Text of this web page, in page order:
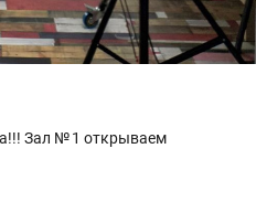
Зал № 1 открываем